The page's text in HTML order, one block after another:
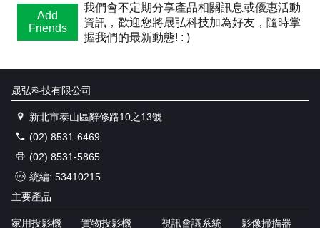
Add
Friends
我們會不定期分享產品相關訊息或優惠活動
資訊，歡迎您將晟弘科技加為好友，隨時掌
握我們的最新動態! : )
晟弘科技有限公司
新北市泰山區辭修路10之13號
(02) 8531-6469
(02) 8531-5865
統編: 53410215
主要產品
家用投影機 實物投影機 視訊會議系統 影像掃描器